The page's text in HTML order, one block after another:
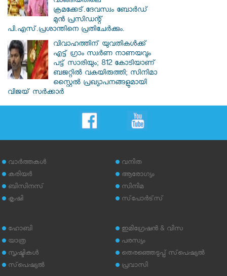
ക്രമക്കേട്.ദേവസ്വം ബോർഡ്
മുൻ പ്രസിഡന്റ്
പി.എസ്.പ്രശാന്തിനെ പ്രതിചേർക്കും.
വിവാഹത്തിന് യുവതികള്‍ക്ക്
എട്ട് ഗ്രാം സ്വർണ നാണയവും
പട്ട് സാരിയും; 812 കോടിയാണ്
ബജറ്റില്‍ വകയിരുത്തി; സിനിമാ
സ്റ്റൈൽ പ്രഖ്യാപനങ്ങളുമായി
വിജയ് സർക്കാർ
വാര്‍ത്തകള്‍
കരിയര്‍
ബിസിനസ്
കൃഷി
വനിത
ആരോഗ്യം
സിനിമ
സ്‌പോര്‍ട്‌സ്
ഹോബി
യാത്ര
സൃഷ്ടികള്‍
സ്‌പെഷ്യല്‍
ഇമിഗ്രേഷന്‍ & വിസ
പരസ്യം
തെരഞ്ഞെടുപ്പ് സ്‌പെഷ്യല്‍
പ്രവാസി